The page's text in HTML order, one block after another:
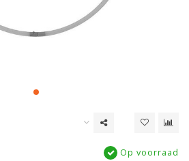
Op voorraad